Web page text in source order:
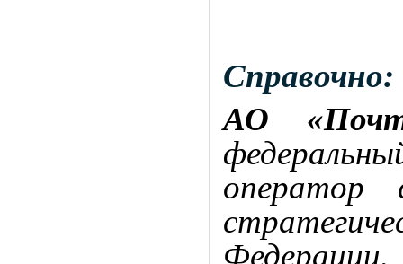
Справочно:
АО
оператор